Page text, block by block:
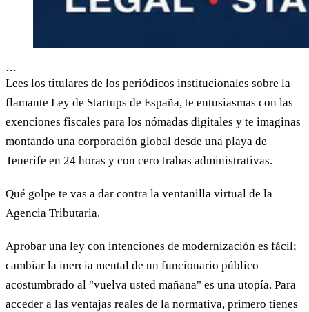
…
Lees los titulares de los periódicos institucionales sobre la
flamante Ley de Startups de España, te entusiasmas con las
exenciones fiscales para los nómadas digitales y te imaginas
montando una corporación global desde una playa de
Tenerife en 24 horas y con cero trabas administrativas.
Qué golpe te vas a dar contra la ventanilla virtual de la
Agencia Tributaria.
Aprobar una ley con intenciones de modernización es fácil;
cambiar la inercia mental de un funcionario público
acostumbrado al "vuelva usted mañana" es una utopía. Para
acceder a las ventajas reales de la normativa, primero tienes